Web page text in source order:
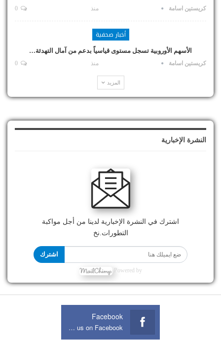
كريستين اسامة منذ
أخبار صحفية
الأسهم الأوروبية تسجل مستوى قياسياً بدعم من آمال التهدئة…
كريستين اسامة منذ
المزيد
النشرة الإخبارية
اشترك في النشرة الإخبارية لدينا من أجل مواكبة
التطورات.نخ
اشترك
Powered by
Facebook
Join us on Facebook